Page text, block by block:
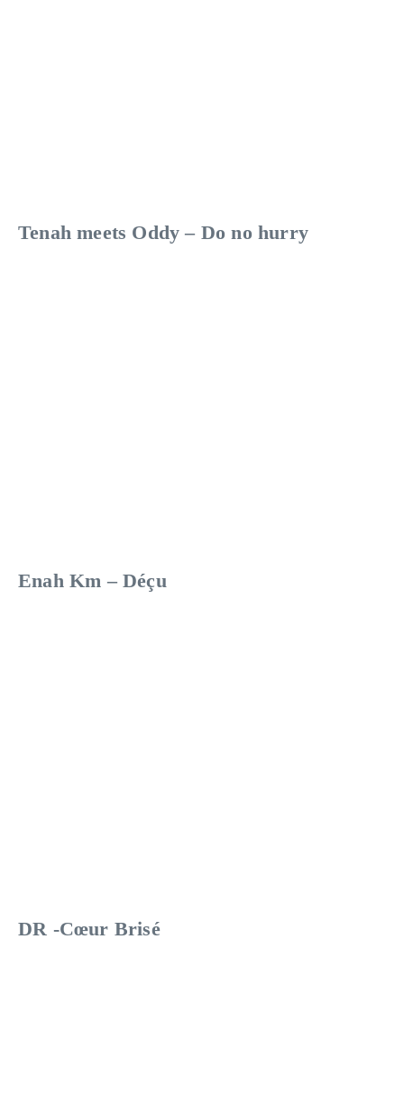
Tenah meets Oddy – Do no hurry
Enah Km – Déçu
DR -Cœur Brisé